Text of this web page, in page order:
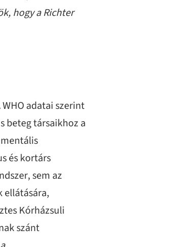
hogy a Richter
adatai szerint
beteg társaikhoz a
és kortárs
sem az
ellátására,
Kórházsuli
szánt